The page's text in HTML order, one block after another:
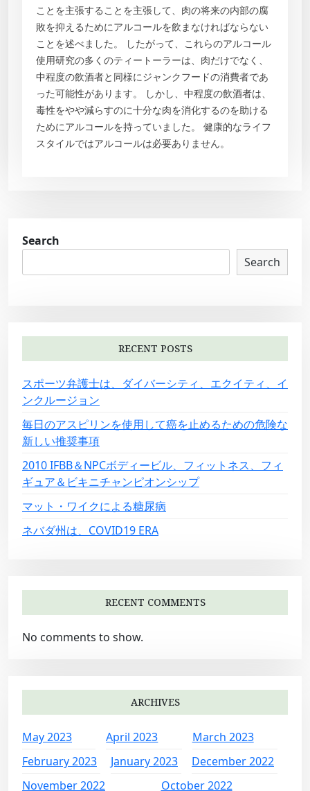
ことを主張することを主張して、肉の将来の内部の腐
敗を抑えるためにアルコールを飲まなければならない
ことを述べました。 したがって、これらのアルコール
使用研究の多くのティートーラーは、肉だけでなく、
中程度の飲酒者と同様にジャンクフードの消費者であ
った可能性があります。 しかし、中程度の飲酒者は、
毒性をやや減らすのに十分な肉を消化するのを助ける
ためにアルコールを持っていました。 健康的なライフ
スタイルではアルコールは必要ありません。
Search
Search
RECENT POSTS
スポーツ弁護士は、ダイバーシティ、エクイティ、イ
ンクルージョン
毎日のアスピリンを使用して癌を止めるための危険な
新しい推奨事項
2010 IFBB＆NPCボディービル、フィットネス、フィ
ギュア＆ビキニチャンピオンシップ
マット・ワイクによる糖尿病
ネバダ州は、COVID19 ERA
RECENT COMMENTS
No comments to show.
ARCHIVES
May 2023 April 2023
March 2023
February 2023
January 2023
December 2022
November 2022
October 2022